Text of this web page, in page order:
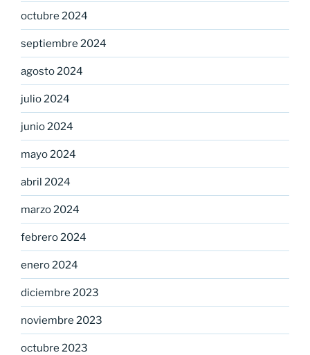
octubre 2024
septiembre 2024
agosto 2024
julio 2024
junio 2024
mayo 2024
abril 2024
marzo 2024
febrero 2024
enero 2024
diciembre 2023
noviembre 2023
octubre 2023